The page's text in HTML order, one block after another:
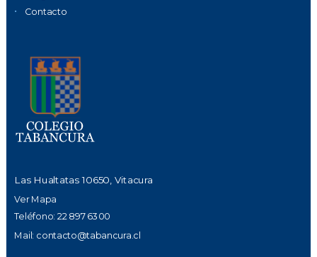
Contacto
Las Hualtatas 10650, Vitacura
Ver Mapa
Teléfono: 22 897 6300
Mail: contacto@tabancura.cl